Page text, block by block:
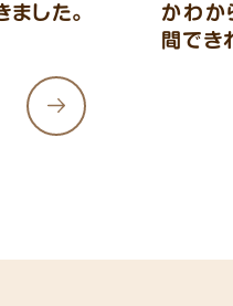
した。
かわか
間でき